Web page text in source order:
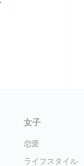
女子
恋愛
ライフスタイル